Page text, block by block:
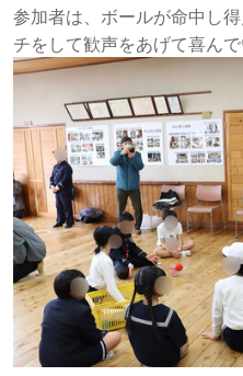
参加者は、ボールが命中し
チをして歓声をあげて喜んで